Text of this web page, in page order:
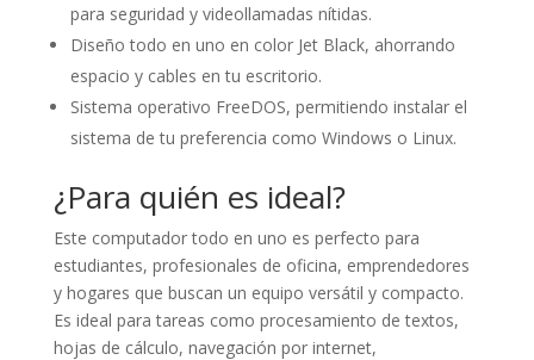
para seguridad y videollamadas nítidas.
Diseño todo en uno en color Jet Black, ahorrando
espacio y cables en tu escritorio.
Sistema operativo FreeDOS, permitiendo instalar el
sistema de tu preferencia como Windows o Linux.
¿Para quién es ideal?
Este computador todo en uno es perfecto para
estudiantes, profesionales de oficina, emprendedores
y hogares que buscan un equipo versátil y compacto.
Es ideal para tareas como procesamiento de textos,
hojas de cálculo, navegación por internet,